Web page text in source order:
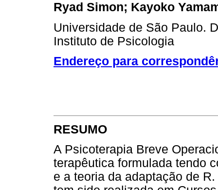
Ryad Simon; Kayoko
Universidade de São Paulo.
Instituto de Psicologia
Endereço para
RESUMO
A Psicoterapia Breve
terapêutica formulada tendo
e a teoria da adaptação de